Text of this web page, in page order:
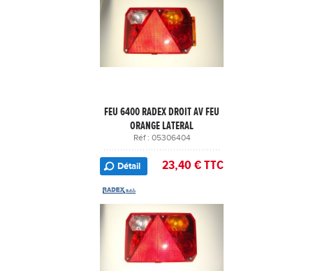
FEU 6400 RADEX DROIT AV FEU
ORANGE LATERAL
Réf : 05306404
Détail 23,40 € TTC